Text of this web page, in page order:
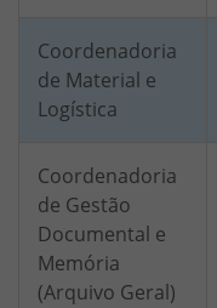
Coordenadoria
de Material e
Logística
Coordenadoria
de Gestão
Documental e
Memória
(Arquivo Geral)